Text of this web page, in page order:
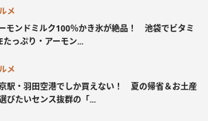
メ
モンドミルク100％かき氷が絶品！ 池袋でビタミ
たっぷり・アーモン...
メ
駅・羽田空港でしか買えない！ 夏の帰省＆お土産
びたいセンス抜群の「...